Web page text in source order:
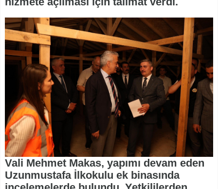
Vali Mehmet Makas, yapımı devam eden
Uzunmustafa İlkokulu ek binasında